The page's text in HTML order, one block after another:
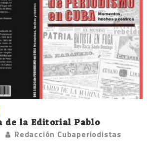
de la Editorial Pablo
Redacción Cubaperiodistas